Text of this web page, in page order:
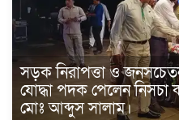
সড়ক নিরাপত্তা ও
যোদ্ধা পদক পেলেন
মোঃ আব্দুস সালাম।